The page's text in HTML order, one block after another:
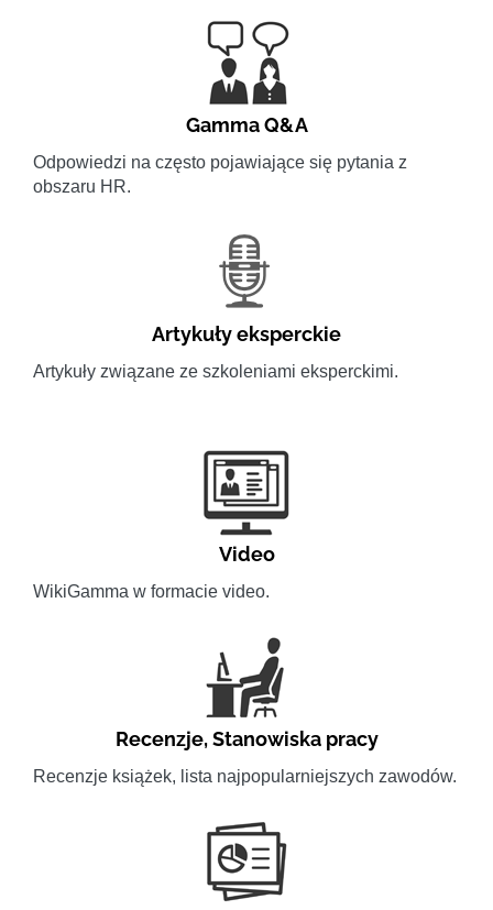
Gamma Q&A
Odpowiedzi na często pojawiające się pytania z
obszaru HR.
Artykuły eksperckie
Artykuły związane ze szkoleniami eksperckimi.
Video
WikiGamma w formacie video.
Recenzje,Stanowiska pracy
Recenzje książek, lista najpopularniejszych zawodów.